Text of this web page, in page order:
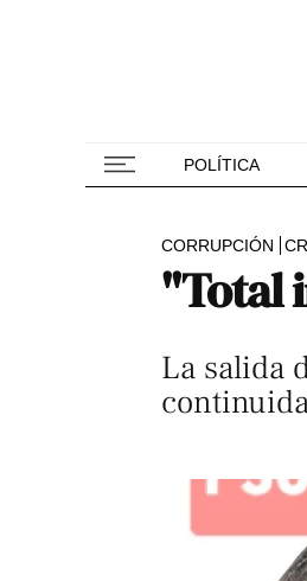
POLÍTICA
CORRUPCIÓN
"Total
La salida